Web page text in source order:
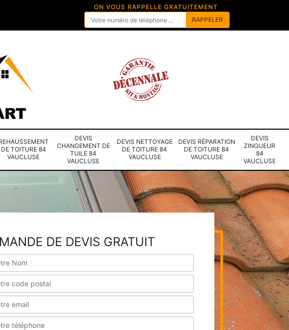
ON VOUS RAPPELLE GRATUITEMENT
DE TOITURE 84
VAUCLUSE
DEVIS
CHANGEMENT DE
TUILE 84
VAUCLUSE
DEVIS NETTOYAGE
DE TOITURE 84
VAUCLUSE
DEVIS RÉPARATION
DE TOITURE 84
VAUCLUSE
DEVIS
ZINGUEUR
84
VAUCLUSE
DE DEVIS GRATUIT